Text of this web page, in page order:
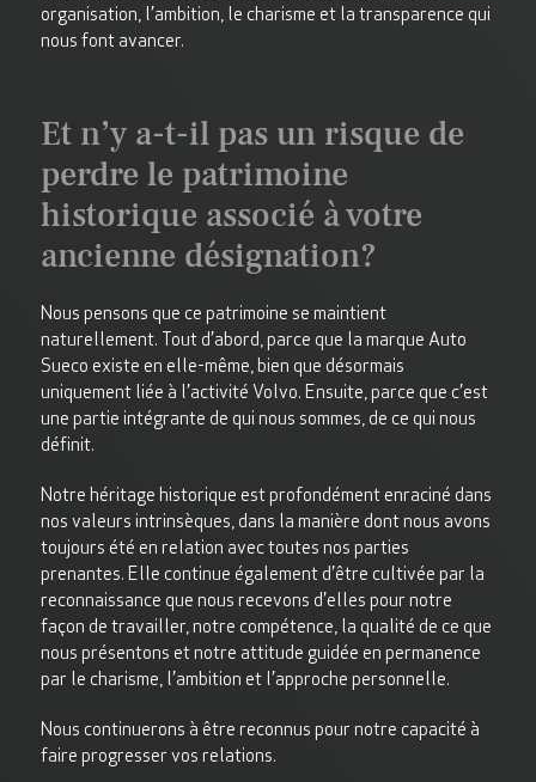
organisation, l’ambition, le charisme et la transparence qui
nous font avancer.
Et n’y a-t-il pas un risque de
perdre le patrimoine
historique associé à votre
ancienne désignation?
Nous pensons que ce patrimoine se maintient
naturellement. Tout d’abord, parce que la marque Auto
Sueco existe en elle-même, bien que désormais
uniquement liée à l’activité Volvo. Ensuite, parce que c’est
une partie intégrante de qui nous sommes, de ce qui nous
définit.
Notre héritage historique est profondément enraciné dans
nos valeurs intrinsèques, dans la manière dont nous avons
toujours été en relation avec toutes nos parties
prenantes. Elle continue également d’être cultivée par la
reconnaissance que nous recevons d’elles pour notre
façon de travailler, notre compétence, la qualité de ce que
nous présentons et notre attitude guidée en permanence
par le charisme, l’ambition et l’approche personnelle.
Nous continuerons à être reconnus pour notre capacité à
faire progresser vos relations.